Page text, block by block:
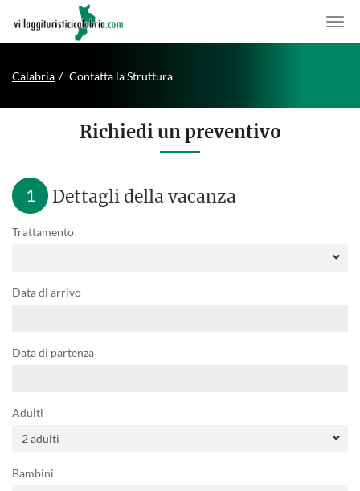
Calabria Contatta la Struttura
Richiedi un preventivo
1 Dettagli della vacanza
Trattamento
Data di arrivo
Data di partenza
Adulti
Bambini